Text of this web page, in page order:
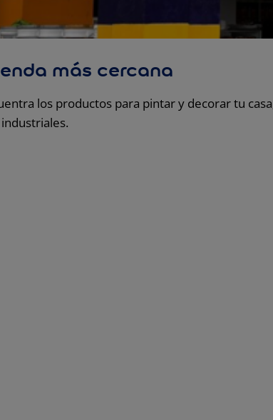
más cercana
los productos para pintar y decorar tu